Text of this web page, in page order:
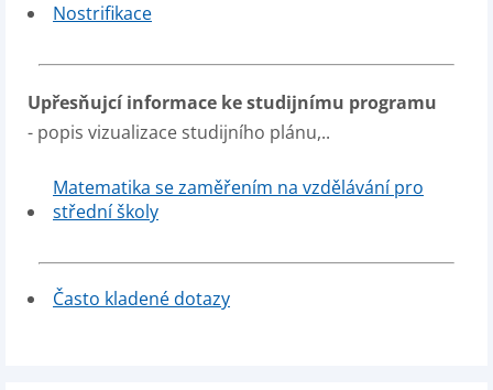
Nostrifikace
Upřesňujcí informace ke studijnímu programu
- popis vizualizace studijního plánu,..
Matematika se zaměřením na vzdělávání pro
střední školy
Často kladené dotazy